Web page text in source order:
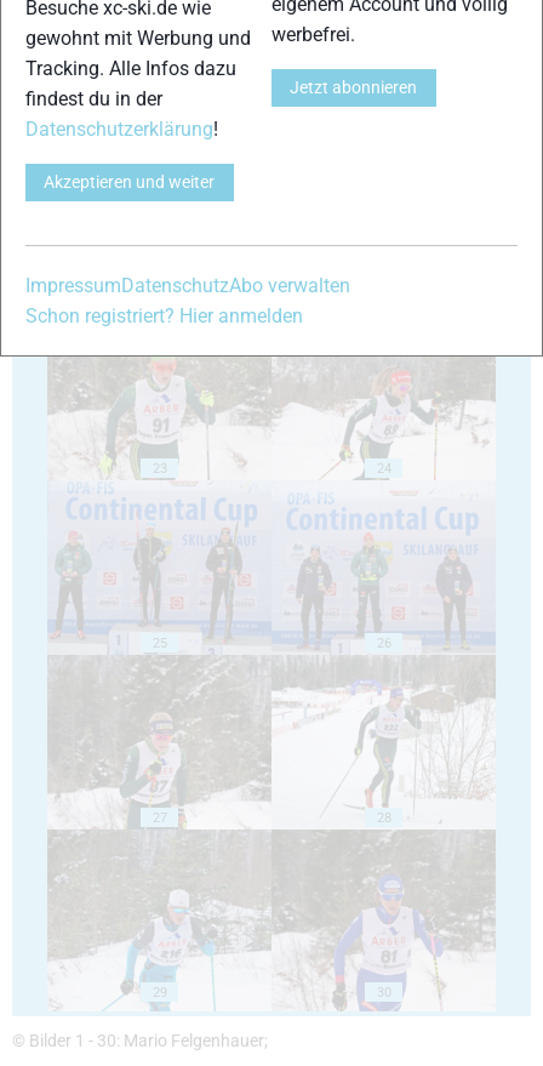
19
21
23 24
25 26
27 28
29 30
© Bilder 1 - 30: Mario Felgenhauer;
Besuche xc-ski.de wie
gewohnt mit Werbung und
Tracking. Alle Infos dazu
findest du in der
Datenschutzerklärung!
Akzeptieren und weiter
eigenem Account und völlig
werbefrei.
Jetzt abonnieren
ImpressumDatenschutzAbo verwalten
Schon registriert? Hier anmelden